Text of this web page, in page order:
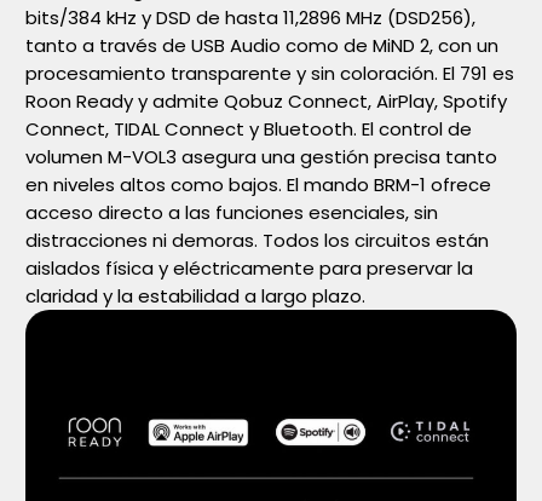
bits/384 kHz y DSD de hasta 11,2896 MHz (DSD256),
tanto a través de USB Audio como de MiND 2, con un
procesamiento transparente y sin coloración. El 791 es
Roon Ready y admite Qobuz Connect, AirPlay, Spotify
Connect, TIDAL Connect y Bluetooth. El control de
volumen M-VOL3 asegura una gestión precisa tanto
en niveles altos como bajos. El mando BRM-1 ofrece
acceso directo a las funciones esenciales, sin
distracciones ni demoras. Todos los circuitos están
aislados física y eléctricamente para preservar la
claridad y la estabilidad a largo plazo.